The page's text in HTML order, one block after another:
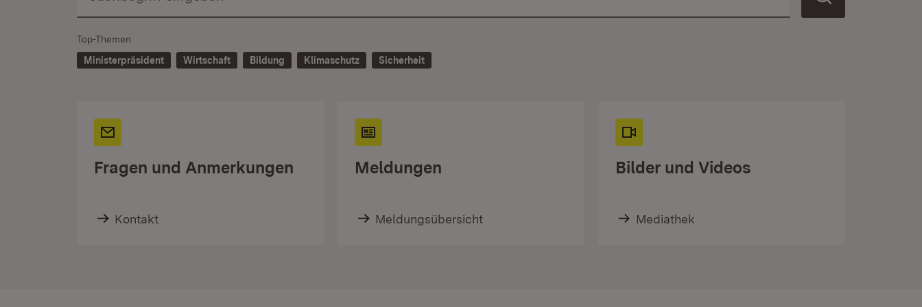
Top-Themen
Ministerpräsident
Wirtschaft Bildung Klimaschutz Sicherheit
Fragen und Anmerkungen
Kontakt
Meldungen
Meldungsübersicht
Bilder und Videos
Mediathek